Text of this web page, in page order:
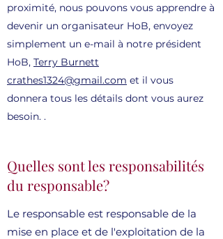
proximité, nous pouvons vous apprendre à
devenir un organisateur HoB, envoyez
simplement un e-mail à notre président
HoB, Terry Burnett
crathes1324@gmail.com et il vous
donnera tous les détails dont vous aurez
besoin. .
Quelles sont les responsabilités
du responsable?
Le responsable est responsable de la
mise en place et de l'exploitation de la